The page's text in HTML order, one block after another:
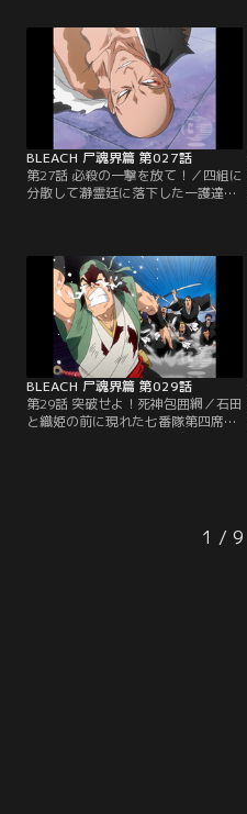
する夜一。しかし砲弾形成の練習で
力を使い果たした一護はその場で気
絶するように眠ってしまう。寝てい
る一護の側で必死に砲弾をコントロ
ールする口上を練習するガンジュ。
瀞霊廷突入には…。【提供：バンダ
イチャンネル】
BLEACH 尸魂界篇 第027話
第27話 必殺の一撃を放て！／四組に
分散して瀞霊廷に落下した一護達。
弓親とそれぞれに戦闘を開始する。
一角と死闘を繰り広げる一護。押さ
れ気味の一護だったが、次第に一角
の動きをとらえて反撃に打って出
る。ついに一角の鬼灯丸をかわして
必殺の一撃を放つ一護。【提供：バ
ンダイチャンネル】
BLEACH 尸魂界篇 第029話
第29話 突破せよ！死神包囲網／石田
と織姫の前に現れた七番隊第四席の
一貫坂慈郎坊。最強の飛び道具使い
の刃を石田のクインシーの矢が叩き
落す。逆に追い詰められた慈郎坊
1